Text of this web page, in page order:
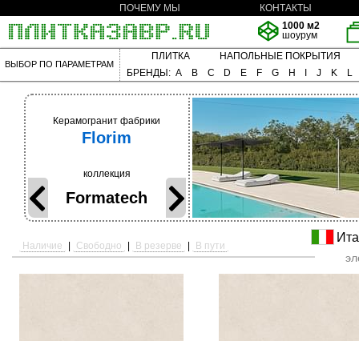
ПОЧЕМУ МЫ
КОНТАКТЫ
1000 м2
шоурум
ВЫБОР ПО ПАРАМЕТРАМ
ПЛИТКА
НАПОЛЬНЫЕ ПОКРЫТИЯ
БРЕНДЫ: A B C D E F G H J K L
Керамогранит фабрики
Florim
коллекция
Formatech
Наличие | Свободно | В резерве | В пути